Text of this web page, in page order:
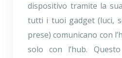
dispositivo tramite la
tutti i tuoi gadget (luci,
prese) comunicano con
solo con l’hub.